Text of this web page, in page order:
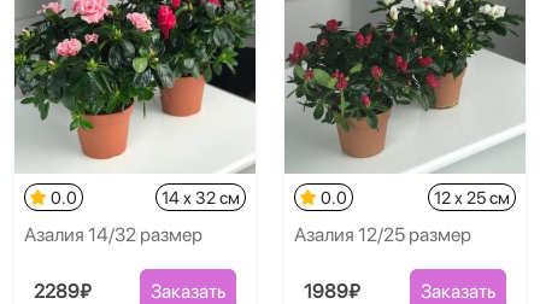
0.0 14 x 32 см
Азалия 14/32 размер
2289₽ Заказать
0.0 12 x 25 см
Азалия 12/25 размер
1989₽ Заказать